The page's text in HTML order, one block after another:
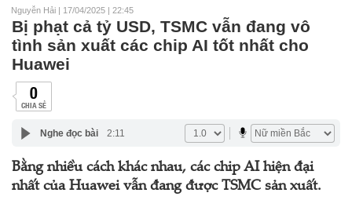
Nguyễn Hải | 17/04/2025 | 22:45
Bị phạt cả tỷ USD, TSMC vẫn đang vô
tình sản xuất các chip AI tốt nhất cho
Huawei
0
CHIA SẺ
Nghe đọc bài 2:11
Bằng nhiều cách khác nhau, các chip AI hiện đại
nhất của Huawei vẫn đang được TSMC sản xuất.